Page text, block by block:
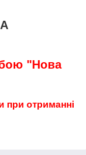
"Нова
при отриманні